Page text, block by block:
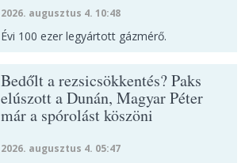
2026. augusztus 4. 10:48
Évi 100 ezer legyártott gázmérő.
Bedőlt a rezsicsökkentés? Paks
elúszott a Dunán, Magyar Péter
már a spórolást köszöni
2026. augusztus 4. 05:47